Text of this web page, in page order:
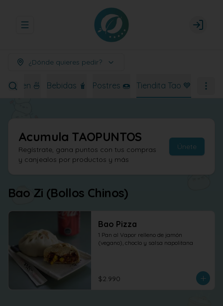
Abrir menu de navegación Login
¿Dónde quieres pedir?
Ramen 🍜 Bebidas 🧋 Postres 🍩 Tiendita Tao 💙
Acumula TAOPUNTOS
Regístrate, gana puntos con tus compras
y canjealos por productos y más
Únete
Bao Zi (Bollos Chinos)
Bao Pizza
1 Pan al Vapor relleno de jamón
(vegano), choclo y salsa napolitana
$2.990